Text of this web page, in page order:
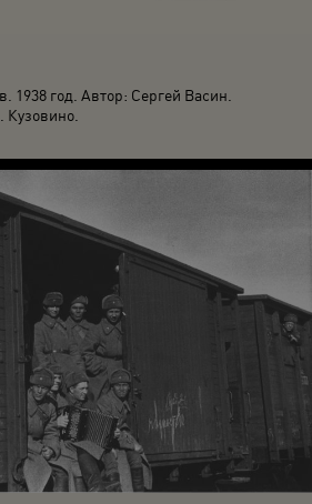
1938 год. Автор: Сергей Васин.
Кузовино.